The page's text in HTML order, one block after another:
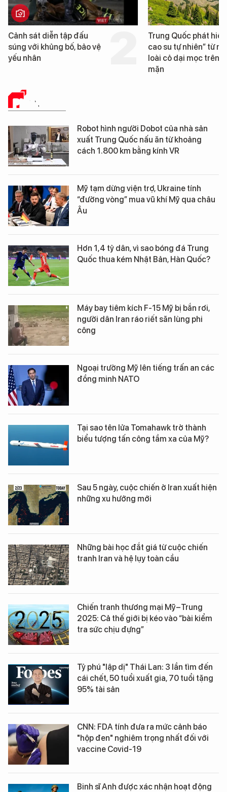
Trung Quốc phát hiện “mỏ
cao su tự nhiên” từ một
loài cỏ dại mọc trên đất
Loạt dự án bất động
Đà Nẵng sắp bị kiểm
PHÂN TÍCH
Robot hình người Dobot của nhà sản
xuất Trung Quốc nấu ăn từ khoảng
cách 1.800 km bằng kính VR
Mỹ tạm dừng viện trợ, Ukraine tính
“đường vòng” mua vũ khí Mỹ qua châu
Âu
Hơn 1,4 tỷ dân, vì sao bóng đá Trung
Quốc thua kém Nhật Bản, Hàn Quốc?
Máy bay tiêm kích F-15 Mỹ bị bắn rơi,
người dân Iran ráo riết săn lùng phi
công
Ngoại trưởng Mỹ lên tiếng trấn an các
đồng minh NATO
Tại sao tên lửa Tomahawk trở thành
biểu tượng tấn công tầm xa của Mỹ?
Sau 5 ngày, cuộc chiến ở Iran xuất hiện
những xu hướng mới
Những bài học đắt giá từ cuộc chiến
tranh Iran và hệ lụy toàn cầu
Chiến tranh thương mại Mỹ–Trung
2025: Cả thế giới bị kéo vào “bài kiểm
tra sức chịu đựng”
Tỷ phú "lập dị" Thái Lan: 3 lần tìm đến
cái chết, 50 tuổi xuất gia, 70 tuổi tặng
95% tài sản
CNN: FDA tính đưa ra mức cảnh báo
"hộp đen" nghiêm trọng nhất đối với
vaccine Covid-19
Binh sĩ Anh được xác nhận hoạt động